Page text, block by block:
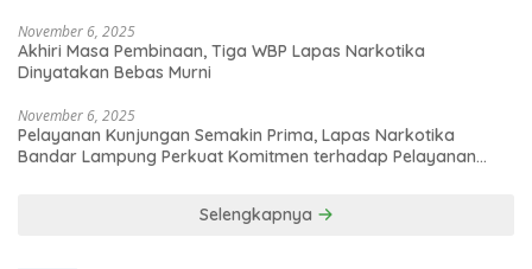
November 6, 2025
Akhiri Masa Pembinaan, Tiga WBP Lapas Narkotika
Dinyatakan Bebas Murni
November 6, 2025
Pelayanan Kunjungan Semakin Prima, Lapas Narkotika
Bandar Lampung Perkuat Komitmen terhadap Pelayanan
Selengkapnya